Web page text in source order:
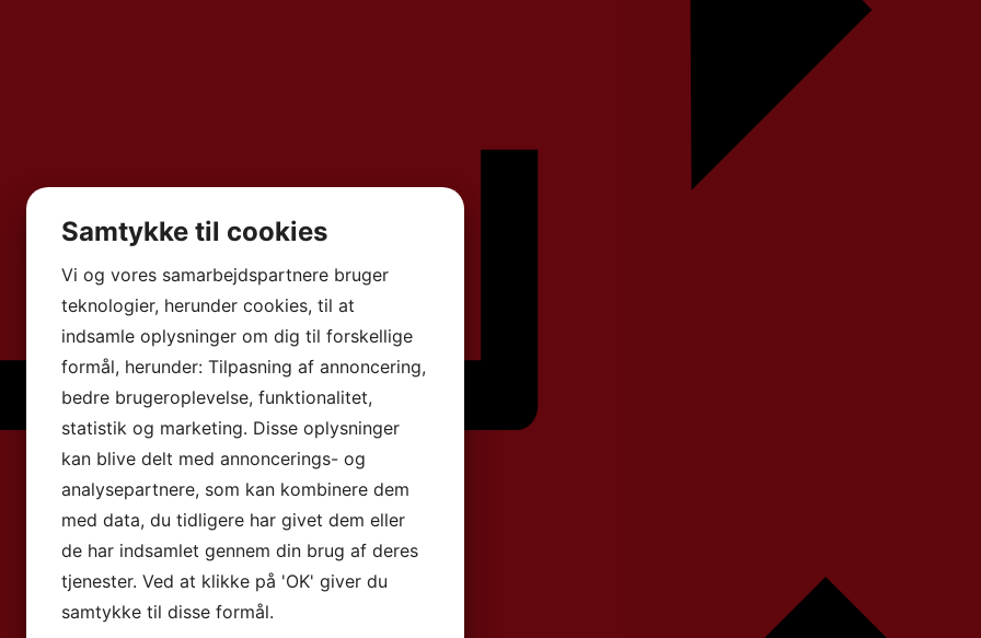
Samtykke til cookies
Vi og vores samarbejdspartnere bruger
teknologier, herunder cookies, til at
indsamle oplysninger om dig til forskellige
formål, herunder: Tilpasning af annoncering,
bedre brugeroplevelse, funktionalitet,
statistik og marketing. Disse oplysninger
kan blive delt med annoncerings- og
analysepartnere, som kan kombinere dem
med data, du tidligere har givet dem eller
de har indsamlet gennem din brug af deres
tjenester. Ved at klikke på 'OK' giver du
samtykke til disse formål.